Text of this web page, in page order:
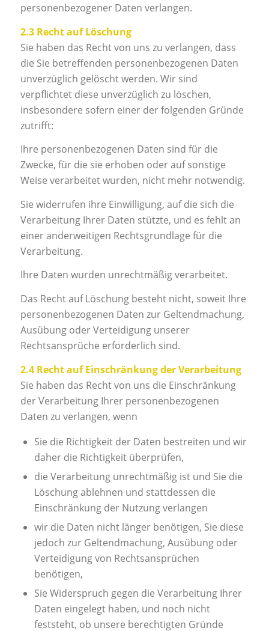
personenbezogener Daten verlangen.
2.3 Recht auf Löschung
Sie haben das Recht von uns zu verlangen, dass
die Sie betreffenden personenbezogenen Daten
unverzüglich gelöscht werden. Wir sind
verpflichtet diese unverzüglich zu löschen,
insbesondere sofern einer der folgenden Gründe
zutrifft:
Ihre personenbezogenen Daten sind für die
Zwecke, für die sie erhoben oder auf sonstige
Weise verarbeitet wurden, nicht mehr notwendig.
Sie widerrufen ihre Einwilligung, auf die sich die
Verarbeitung Ihrer Daten stützte, und es fehlt an
einer anderweitigen Rechtsgrundlage für die
Verarbeitung.
Ihre Daten wurden unrechtmäßig verarbeitet.
Das Recht auf Löschung besteht nicht, soweit Ihre
personenbezogenen Daten zur Geltendmachung,
Ausübung oder Verteidigung unserer
Rechtsansprüche erforderlich sind.
2.4 Recht auf Einschränkung der Verarbeitung
Sie haben das Recht von uns die Einschränkung
der Verarbeitung Ihrer personenbezogenen
Daten zu verlangen, wenn
Sie die Richtigkeit der Daten bestreiten und wir
daher die Richtigkeit überprüfen,
die Verarbeitung unrechtmäßig ist und Sie die
Löschung ablehnen und stattdessen die
Einschränkung der Nutzung verlangen
wir die Daten nicht länger benötigen, Sie diese
jedoch zur Geltendmachung, Ausübung oder
Verteidigung von Rechtsansprüchen
benötigen,
Sie Widerspruch gegen die Verarbeitung Ihrer
Daten eingelegt haben, und noch nicht
feststeht, ob unsere berechtigten Gründe